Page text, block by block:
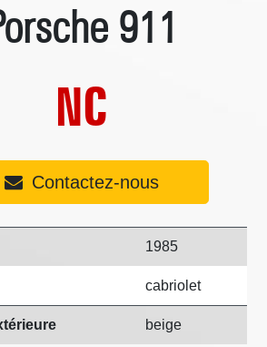
911
NC
Contactez-nous
1985
cabriolet
beige